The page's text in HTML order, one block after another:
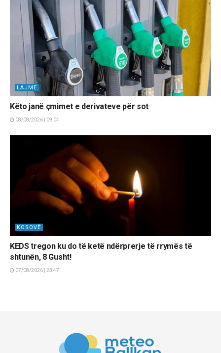
LAJME
Këto janë çmimet e derivateve për sot
08/08/2026 | 09:04
KOSOVË
KEDS tregon ku do të ketë ndërprerje të rrymës të
shtunën, 8 Gusht!
07/08/2026 | 23:47